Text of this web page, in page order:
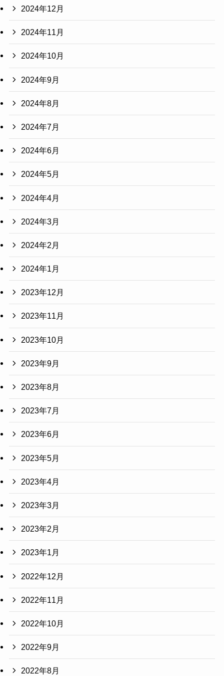
2024年12月
2024年11月
2024年10月
2024年9月
2024年8月
2024年7月
2024年6月
2024年5月
2024年4月
2024年3月
2024年2月
2024年1月
2023年12月
2023年11月
2023年10月
2023年9月
2023年8月
2023年7月
2023年6月
2023年5月
2023年4月
2023年3月
2023年2月
2023年1月
2022年12月
2022年11月
2022年10月
2022年9月
2022年8月